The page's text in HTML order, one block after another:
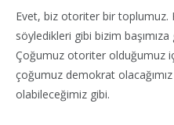
Evet, biz otoriter bir toplumuz.
söyledikleri gibi bizim
Çoğumuz otoriter olduğumuz
çoğumuz demokrat
olabileceğimiz gibi.